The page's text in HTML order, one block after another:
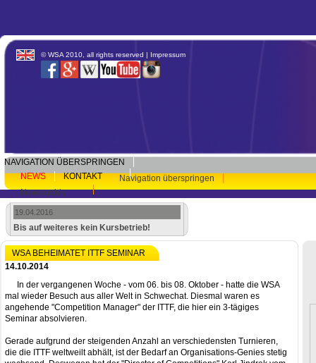
© WSA 2010, all rights reserved | Impressum
NAVIGATION ÜBERSPRINGEN
NEWS
KONTAKT
Navigation überspringen
Newsarchiv
19.04.2016
Bis auf weiteres kein Kursbetrieb!
WSA BEHEIMATET ITTF SEMINAR
14.10.2014
In der vergangenen Woche - vom 06. bis 08. Oktober - hatte die WSA
mal wieder Besuch aus aller Welt in Schwechat. Diesmal waren es
angehende "Competition Manager" der ITTF, die hier ein 3-tägiges
Seminar absolvieren.
Gerade aufgrund der steigenden Anzahl an verschiedensten Turnieren,
die die ITTF weltweilt abhält, ist der Bedarf an Organisations-Genies stetig